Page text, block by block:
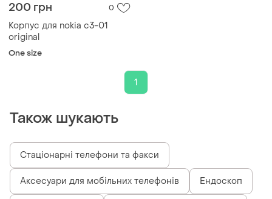
200 грн 0
Корпус для nokia c3-01
original
One size
1
Також шукають
Стаціонарні телефони та факси
Аксесуари для мобільних телефонів Ендоскоп